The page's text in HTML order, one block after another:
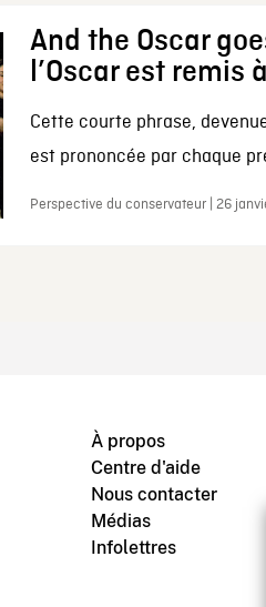
And the Oscar
l’Oscar est remis
Cette courte phrase,
est prononcée par chaque
Perspective du conservateur | 26
À propos
Centre d'aide
Nous contacter
Médias
Infolettres